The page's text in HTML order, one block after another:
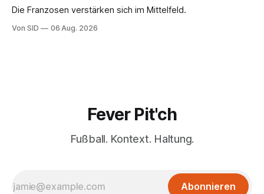
Die Franzosen verstärken sich im Mittelfeld.
Von SID 06 Aug. 2026
Fever Pit'ch
Fußball. Kontext. Haltung.
Abonnieren